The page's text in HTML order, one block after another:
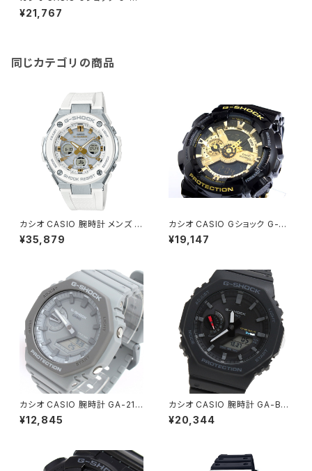
OCK G-LIDE メンズ 腕時計 G
WX-5600C-7JF 国内正規 液
¥21,767
同じカテゴリの商品
カシオ CASIO 腕時計 メンズ G
ST-W300-7AJF G-SHOCK
クォーツ シルバー ホワイト国内
¥35,879
カシオ CASIO Gショック G-SH
OCK ハイパーカラーズ 腕時計
GA-110GB-１A ゴールド
¥19,147
カシオ CASIO 腕時計 GA-211
0ET-8A メンズ レディース Gシ
ョック G-SHOCK クォーツ グレ
¥12,845
カシオ CASIO 腕時計 GA-B21
00-1A メンズ Gショック G-SH
OCK タフソーラー ブラック
¥20,344